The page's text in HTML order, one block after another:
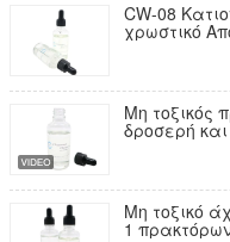
CW-08
χρωστικό
ποσοστό
απόβλητα
Μη τοξικός
δροσερή
Μη τοξικό
1